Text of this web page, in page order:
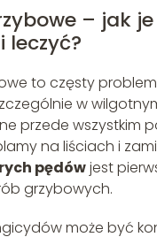
– jak je
leczyć?
to częsty
w
przede wszystkim
na liściach i
pędówjest
grzybowych.
może być